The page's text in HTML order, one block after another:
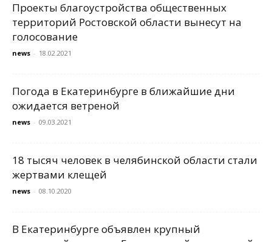
Проекты благоустройства общественных
территорий Ростовской области вынесут на
голосование
news - 18.02.2021
Погода в Екатеринбурге в ближайшие дни
ожидается ветреной
news - 09.03.2021
18 тысяч человек в челябинской области стали
жертвами клещей
news - 08.10.2020
В Екатеринбурге объявлен крупный